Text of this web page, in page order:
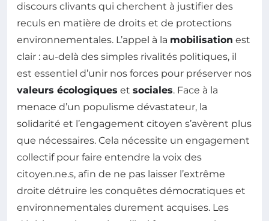
discours clivants qui cherchent à justifier des
reculs en matière de droits et de protections
environnementales. L’appel à la mobilisation est
clair : au-delà des simples rivalités politiques, il
est essentiel d’unir nos forces pour préserver nos
valeurs écologiques et sociales. Face à la
menace d’un populisme dévastateur, la
solidarité et l’engagement citoyen s’avèrent plus
que nécessaires. Cela nécessite un engagement
collectif pour faire entendre la voix des
citoyen.ne.s, afin de ne pas laisser l’extrême
droite détruire les conquêtes démocratiques et
environnementales durement acquises. Les